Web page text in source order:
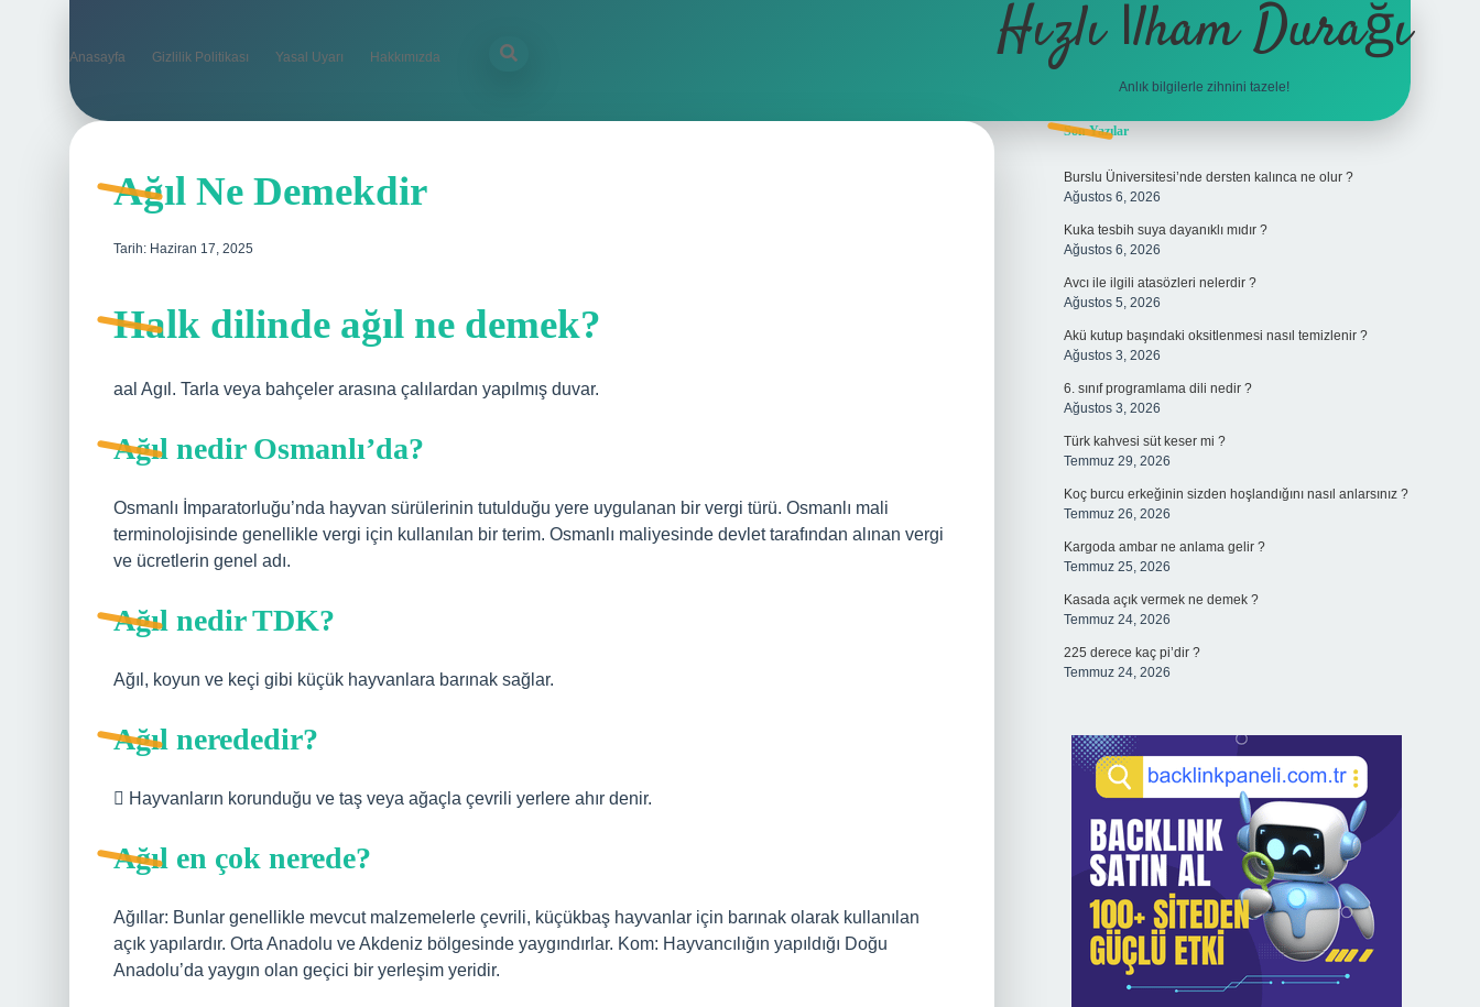
Anasayfa Gizlilik Politikası Yasal Uyarı Hakkımızda Hızlı İlham Durağı
Anlık bilgilerle zihnini tazele!
Ağıl Ne Demekdir
Tarih: Haziran 17, 2025
Halk dilinde ağıl ne demek?
aal Agıl. Tarla veya bahçeler arasına çalılardan yapılmış duvar.
Ağıl nedir Osmanlı’da?
Osmanlı İmparatorluğu’nda hayvan sürülerinin tutulduğu yere uygulanan bir vergi türü. Osmanlı mali
terminolojisinde genellikle vergi için kullanılan bir terim. Osmanlı maliyesinde devlet tarafından alınan vergi
ve ücretlerin genel adı.
Ağıl nedir TDK?
Ağıl, koyun ve keçi gibi küçük hayvanlara barınak sağlar.
Ağıl nerededir?
 Hayvanların korunduğu ve taş veya ağaçla çevrili yerlere ahır denir.
Ağıl en çok nerede?
Ağıllar: Bunlar genellikle mevcut malzemelerle çevrili, küçükbaş hayvanlar için barınak olarak kullanılan
açık yapılardır. Orta Anadolu ve Akdeniz bölgesinde yaygındırlar. Kom: Hayvancılığın yapıldığı Doğu
Anadolu’da yaygın olan geçici bir yerleşim yeridir.
Sidebar
Son Yazılar
Burslu Üniversitesi’nde dersten kalınca ne olur ?
Ağustos 6, 2026
Kuka tesbih suya dayanıklı mıdır ?
Ağustos 6, 2026
Avcı ile ilgili atasözleri nelerdir ?
Ağustos 5, 2026
Akü kutup başındaki oksitlenmesi nasıl temizlenir ?
Ağustos 3, 2026
6. sınıf programlama dili nedir ?
Ağustos 3, 2026
Türk kahvesi süt keser mi ?
Temmuz 29, 2026
Koç burcu erkeğinin sizden hoşlandığını nasıl anlarsınız ?
Temmuz 26, 2026
Kargoda ambar ne anlama gelir ?
Temmuz 25, 2026
Kasada açık vermek ne demek ?
Temmuz 24, 2026
225 derece kaç pi’dir ?
Temmuz 24, 2026